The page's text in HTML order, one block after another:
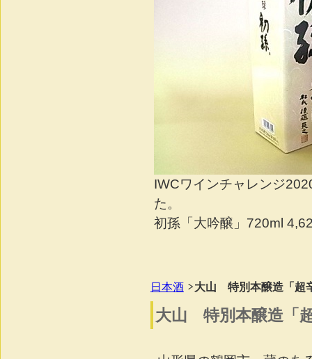
IWCワインチャレンジ
た。
初孫「大吟醸」720ml
日本酒 大山 特別本醸造「超
大山 特別本醸造「